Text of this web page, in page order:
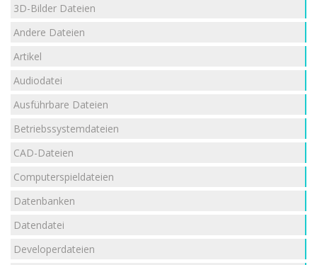
3D-Bilder Dateien
Andere Dateien
Artikel
Audiodatei
Ausführbare Dateien
Betriebssystemdateien
CAD-Dateien
Computerspieldateien
Datenbanken
Datendatei
Developerdateien